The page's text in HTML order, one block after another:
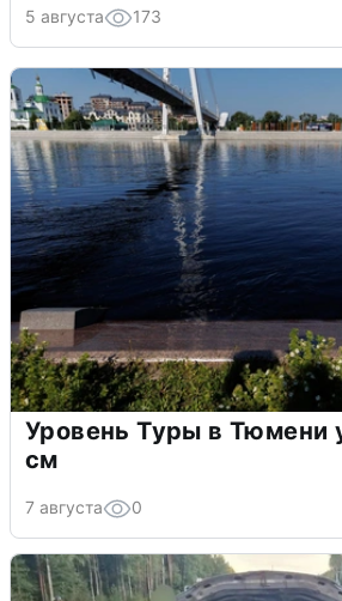
5 августа 173
Уровень Туры в Тюмени
см
7 августа 0